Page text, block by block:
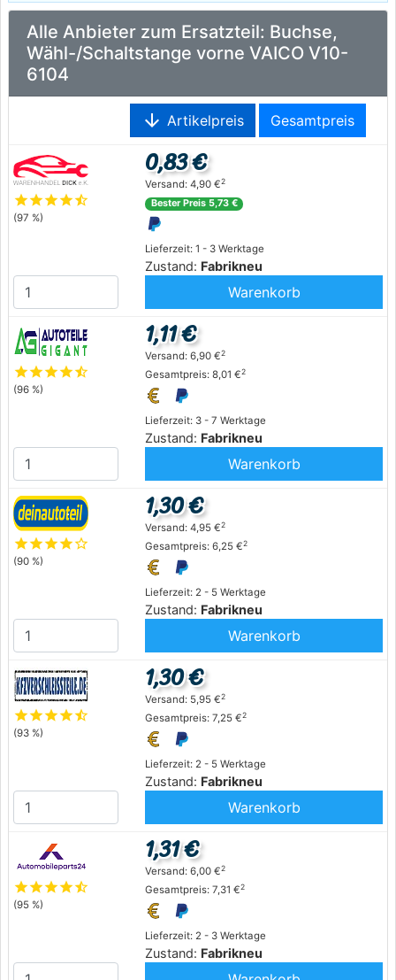
Alle Anbieter zum Ersatzteil: Buchse,
Wähl-/Schaltstange vorne VAICO V10-
6104
arrow_downward Artikelpreis Gesamtpreis
starstarstarstarstar_half
(97 %)
Lieferzeit: 1 - 3 Werktage
Zustand: Fabrikneu
0,83 €
Versand: 4,90 €2
Bester Preis 5,73 €
Warenkorb
starstarstarstarstar_half
(96 %)
Lieferzeit: 3 - 7 Werktage
Zustand: Fabrikneu
1,11 €
Versand: 6,90 €2
Gesamtpreis: 8,01 €2
Warenkorb
starstarstarstarstar_outline
(90 %)
Lieferzeit: 2 - 5 Werktage
Zustand: Fabrikneu
1,30 €
Versand: 4,95 €2
Gesamtpreis: 6,25 €2
Warenkorb
starstarstarstarstar_half
(93 %)
Lieferzeit: 2 - 5 Werktage
Zustand: Fabrikneu
1,30 €
Versand: 5,95 €2
Gesamtpreis: 7,25 €2
Warenkorb
starstarstarstarstar_half
(95 %)
Lieferzeit: 2 - 3 Werktage
Zustand: Fabrikneu
1,31 €
Versand: 6,00 €2
Gesamtpreis: 7,31 €2